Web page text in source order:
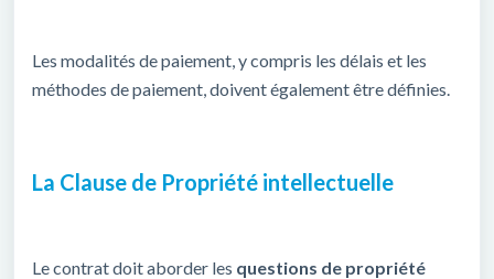
Les modalités de paiement, y compris les délais et les
méthodes de paiement, doivent également être définies.
La Clause de Propriété intellectuelle
Le contrat doit aborder les questions de propriété